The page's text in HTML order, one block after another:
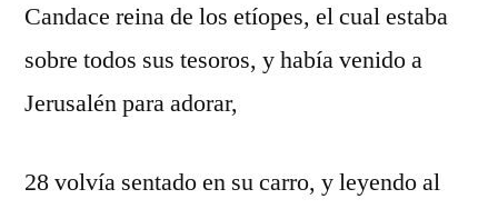
Candace reina de los etíopes, el cual estaba
sobre todos sus tesoros, y había venido a
Jerusalén para adorar,
28 volvía sentado en su carro, y leyendo al